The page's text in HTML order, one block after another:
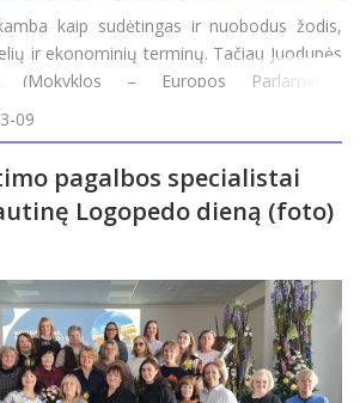
kaip sudėtingas ir nuobodus žodis,
ir ekonominių terminų. Tačiau Juodupės
(Mokyklos – Europos Parlamento
šią temą pavertė įdomia ir prasminga
mokinių išlaidų iki E
09
pagalbos specialistai
Logopedo dieną (foto)